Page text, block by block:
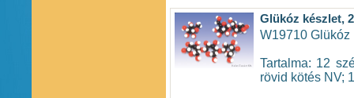
Glükóz készlet,
W19710 Glükóz
Tartalma: 12
rövid kötés NV;